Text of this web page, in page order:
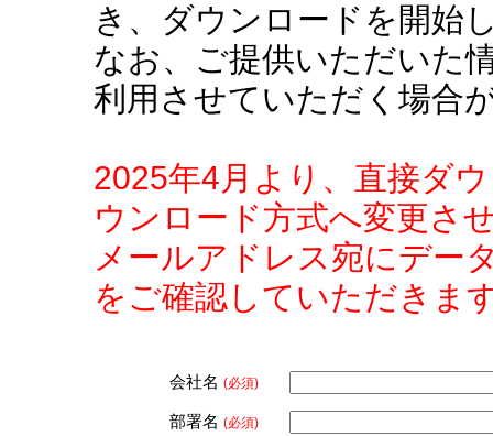
き、ダウンロードを開始
なお、ご提供いただいた
利用させていただく場合
2025年4月より、直接ダ
ウンロード方式へ変更さ
メールアドレス宛にデー
をご確認していただきま
会社名 (必須)
部署名 (必須)